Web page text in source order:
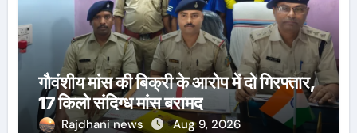
गौवंशीय मांस की बिक्री के आरोप में दो गिरफ्तार,
17 किलो संदिग्ध मांस बरामद
Rajdhani news Aug 9, 2026